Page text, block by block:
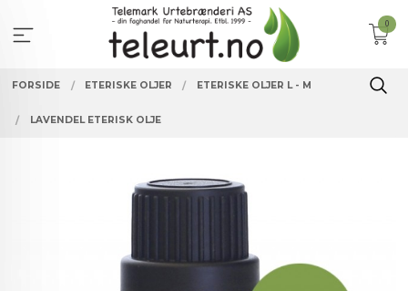
innholdet
0
FORSIDE ETERISKE OLJER ETERISKE OLJER L - M
LAVENDEL ETERISK OLJE